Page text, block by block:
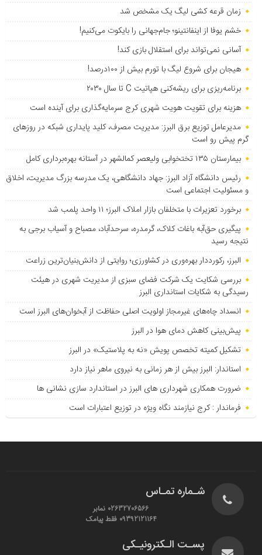
زمان قرعه کشی لیگ یک مشخص شد
خشم یوفا از اینفانتینو؛ جام‌جهانی را بایکوت می‌کنیم!
آسانی نمی‌تواند برای استقلال بازی کند!
هیجان برای شروع لیگ با تورم بیش از ۱۰۰درصد!
برنامه‌ریزی برای ریشه‌کنی هپاتیت C تا سال ۲۰۳۰
هزینه برای تقویت هویت شهری کرج سرمایه‌گذاری برای آینده است
مدیرعامل توزیع برق البرز: مدیریت مصرف، کلید پایداری شبکه در روزهای
گرم پیش رو است
بیمارستان ۱۳۵ تختخوابی ولیعصر کمالشهر در آستانه بهره‌برداری کامل
رئیس دانشگاه آزاد البرز: جهاد دانشگاهی، یک مدرسه بزرگ مدیریت، اخلاق
و مسئولیت اجتماعی است
برخورد تعزیرات با متخلفان بازار املاک البرز؛ ۱۱ واحد پلمب شد
پیگیری حق‌آبه باغات کلاک، گرمدره، سرحدآباد، مصباح و آسیاب برجی به
نتیجه رسید
البرز، رکورددار بهره‌وری در کشاورزی؛ روایتی از دانش‌بنیان‌ترین زراعت
بررسی شکایت یک شرکت فضای سبزی از مدیریت شهری در هیئت
رسیدگی به شکایات استانداری البرز
انسداد چاه‌های غیرمجاز اولویت اصلی حفاظت از آبخوان‌های البرز است
پیش‌بینی کاهش دمای هوا در البرز
تشکیل کمیته تخصص پویش «نه به پلاستیک» در البرز
استاندار: البرز بیش از هر زمانی به نیروی ماهر نیاز دارد
ضرورت همکاری شهرداری های البرز در استاندارد سازی نشانی ها
فرماندار : کرج نیازمند نگاه ویژه در توزیع اعتبارات است
شـماره تمـاس
02632706566 نمابر
09392121164 فقط پیامک
پسـت الـکترونیـکی